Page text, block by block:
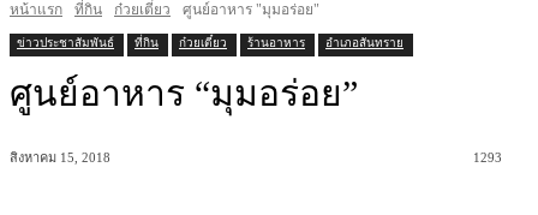
หน้าแรก ที่กิน ก๋วยเตี๋ยว ศูนย์อาหาร "มุมอร่อย"
ข่าวประชาสัมพันธ์ ที่กิน ก๋วยเตี๋ยว ร้านอาหาร อำเภอสันทราย
ศูนย์อาหาร “มุมอร่อย”
สิงหาคม 15, 2018 1293